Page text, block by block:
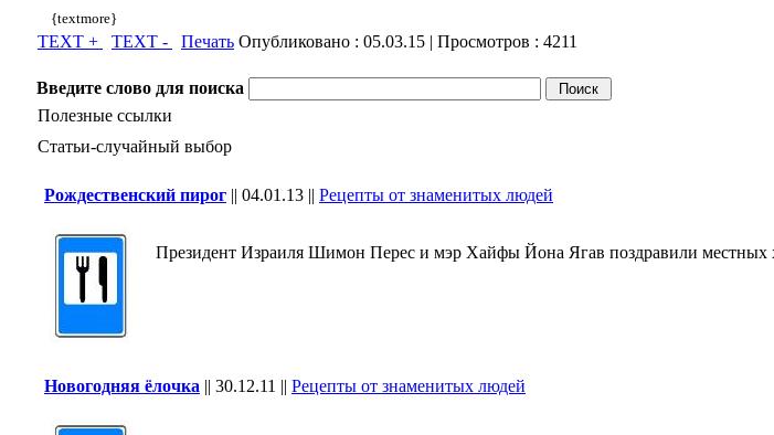
{textmore}
TEXT + TEXT - Печать Опубликовано : 05.03.15 | Просмотров : 4211
Введите слово для поиска
Полезные ссылки
Статьи-случайный выбор
Рождественский пирог || 04.01.13 || Рецепты от знаменитых людей
Президент Израиля Шимон Перес и мэр Хайфы Йона Ягав поздравили местных
Новогодняя ёлочка || 30.12.11 || Рецепты от знаменитых людей